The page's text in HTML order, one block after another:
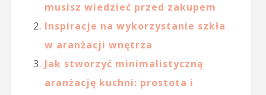
musisz wiedzieć przed zakupem
Inspiracje na wykorzystanie szkła
w aranżacji wnętrza
Jak stworzyć minimalistyczną
aranżację kuchni: prostota i